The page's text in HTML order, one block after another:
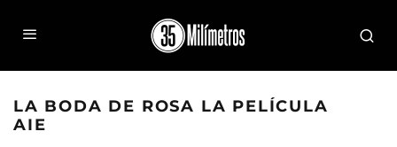
LA BODA DE ROSA LA PELÍCULA
AIE